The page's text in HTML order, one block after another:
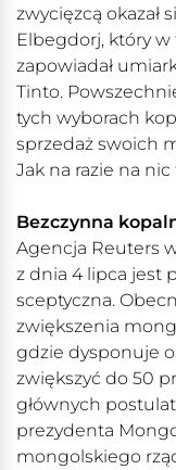
zwycięzcą okazał
Elbegdorj, który
zapowiadał
Tinto.
tych wyborach
sprzedaż swoich
Jak na razie na
Bezczynna
Agencja Reuters
z dnia 4 lipca jest
sceptyczna.
zwiększenia
gdzie dysponuje
zwiększyć do 50
głównych
prezydenta
mongolskiego